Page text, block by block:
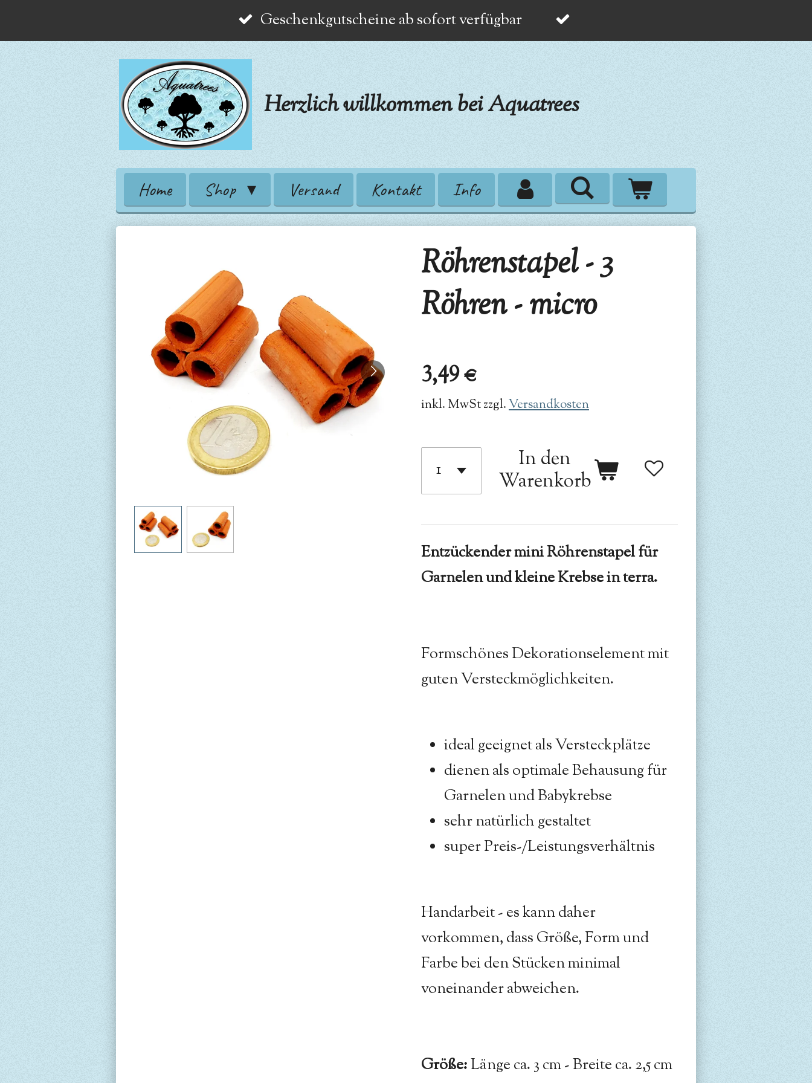
Hauptinhalt
Geschenkgutscheine ab sofort verfügbar
Herzlich willkommen bei Aquatrees
Home Shop Versand Kontakt Info
Röhrenstapel - 3
Röhren - micro
3,49 €
inkl. MwSt zzgl.Versandkosten
In den
Warenkorb
Entzückender mini Röhrenstapel für
Garnelen und kleine Krebse in terra.
Formschönes Dekorationselement mit
guten Versteckmöglichkeiten.
ideal geeignet als Versteckplätze
dienen als optimale Behausung für
Garnelen und Babykrebse
sehr natürlich gestaltet
super Preis-/Leistungsverhältnis
Handarbeit - es kann daher
vorkommen, dass Größe, Form und
Farbe bei den Stücken minimal
voneinander abweichen.
Größe:Länge ca. 3 cm - Breite ca. 2,5 cm